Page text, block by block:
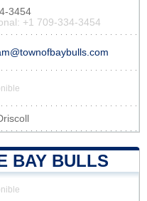
3454
+1 709-334-3454
BAY BULLS